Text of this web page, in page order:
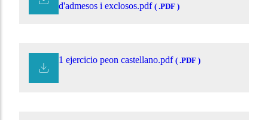
d'admesos i exclosos.pdf ( .PDF )
1 ejercicio peon castellano.pdf ( .PDF )